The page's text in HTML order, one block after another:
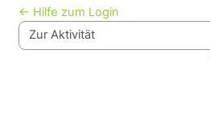
← Hilfe zum Login
Zur Aktivität